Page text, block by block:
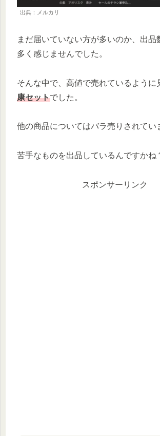
出典：メルカリ
まだ届いていない方が多いのか、出品
多く感じませんでした。
そんな中で、高値で売れているように
康セットでした。
他の商品についてはバラ売りされてい
苦手なものを出品しているんですかね
スポンサーリンク